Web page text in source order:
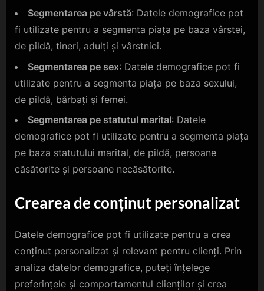
Segmentarea pe vârstă: Datele demografice pot
fi utilizate pentru a segmenta piața pe baza vârstei,
de pildă, tineri, adulți și vârstnici.
Segmentarea pe sex: Datele demografice pot fi
utilizate pentru a segmenta piața pe baza sexului,
de pildă, bărbați și femei.
Segmentarea pe statutul marital: Datele
demografice pot fi utilizate pentru a segmenta piața
pe baza statutului marital, de pildă, persoane
căsătorite și persoane necăsătorite.
Crearea de conținut personalizat
Datele demografice pot fi utilizate pentru a crea
conținut personalizat și relevant pentru clienți. Prin
analiza datelor demografice, puteți înțelege
preferințele și comportamentul clienților și crea